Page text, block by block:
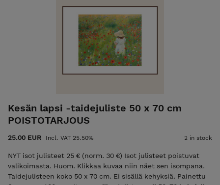
Hintaan lisätään postituskulut. Tilauksesi postitetaan 2-3
Kesän lapsi -taidejuliste 50 x 70 cm
POISTOTARJOUS
25.00 EUR Incl. VAT 25.50% 2 in stock
NYT isot julisteet 25 € (norm. 30 €) Isot julisteet poistuvat
valikoimasta. Huom. Klikkaa kuvaa niin näet sen isompana.
Taidejulisteen koko 50 x 70 cm. Ei sisällä kehyksiä. Painettu